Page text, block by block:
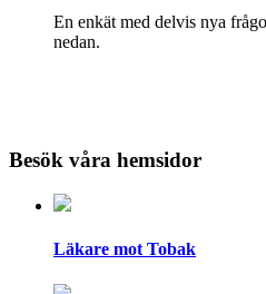
En enkät med delvis nya
nedan.
Besök våra hemsidor
Läkare mot Tobak